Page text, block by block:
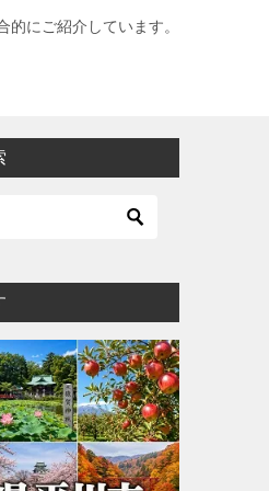
にご紹介しています。